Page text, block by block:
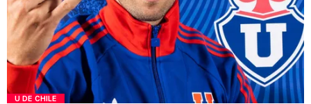
U DE CHILE